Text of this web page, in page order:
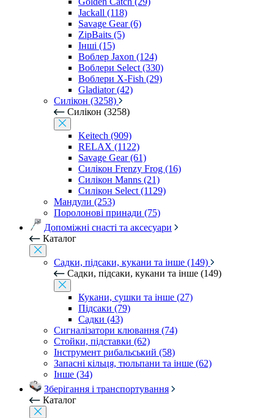
Jackall (118)
Savage Gear (6)
ZipBaits (5)
Інші (15)
Воблер Jaxon (124)
Воблери Select (330)
Воблери X-Fish (29)
Gladiator (42)
Силікон (3258)
Силікон (3258)
Keitech (909)
RELAX (1122)
Savage Gear (61)
Силікон Frenzy Frog (16)
Силікон Manns (21)
Силікон Select (1129)
Мандули (253)
Поролонові принади (75)
Допоміжні снасті та аксесуари
Каталог
Садки, підсаки, кукани та інше (149)
Садки, підсаки, кукани та інше (149)
Кукани, сушки та інше (27)
Підсаки (79)
Садки (43)
Сигналізатори клювання (74)
Стойки, підставки (62)
Інструмент рибальський (58)
Запасні кільця, тюльпани та інше (62)
Інше (34)
Зберігання і транспортування
Каталог